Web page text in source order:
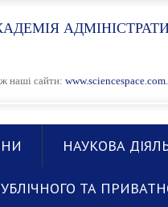
наші сайти:
НАУКОВА
ТА